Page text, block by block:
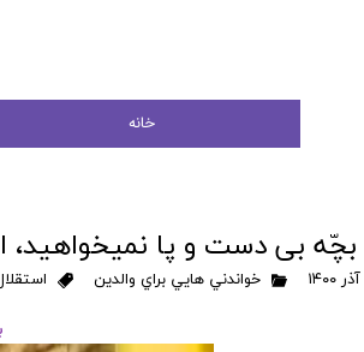
خانه
بچّه بی دست و پا نمیخواهید،
خواندني هايي براي والدين